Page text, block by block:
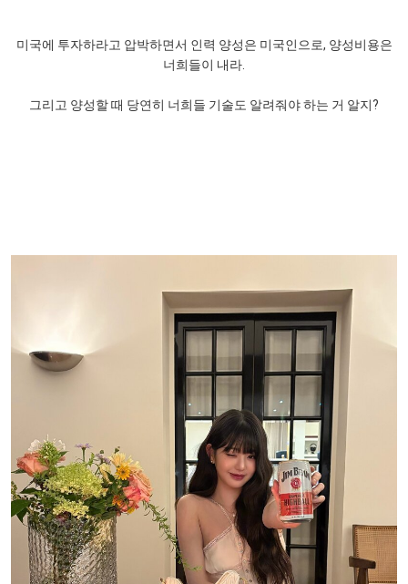
미국에 투자하라고 압박하면서 인력 양성은 미국인으로, 양성비용은
너희들이 내라.
그리고 양성할 때 당연히 너희들 기술도 알려줘야 하는 거 알지?